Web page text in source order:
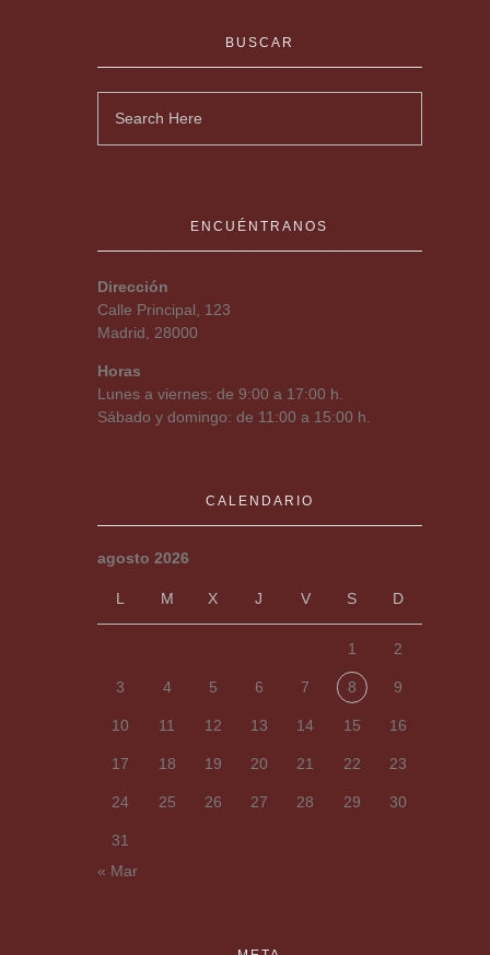
BUSCAR
ENCUÉNTRANOS
Dirección
Calle Principal, 123
Madrid, 28000
Horas
Lunes a viernes: de 9:00 a 17:00 h.
Sábado y domingo: de 11:00 a 15:00 h.
CALENDARIO
agosto 2026
L M X J V S D
1 2
3 4 5 6 7 8 9
10 11 12 13 14 15 16
17 18 19 20 21 22 23
24 25 26 27 28 29 30
31
« Mar